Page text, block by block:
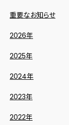
重要なお知らせ
2026年
2025年
2024年
2023年
2022年